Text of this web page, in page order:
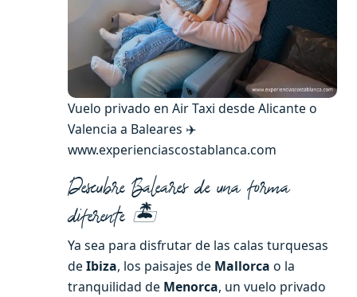
Vuelo privado en Air Taxi desde Alicante o
Valencia a Baleares ✈️
www.experienciascostablanca.com
Descubre Baleares de una forma
diferente 🏝️
Ya sea para disfrutar de las calas turquesas
de Ibiza, los paisajes de Mallorca o la
tranquilidad de Menorca, un vuelo privado